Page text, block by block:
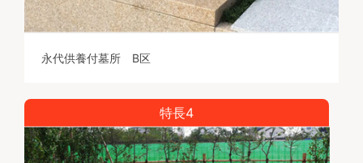
永代供養付墓所 B区
特長4